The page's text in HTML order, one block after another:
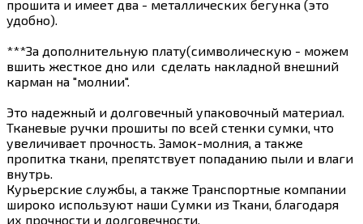
прошита и имеет два - металлических бегунка (это
удобно).
***За дополнительную плату(символическую - можем
вшить жесткое дно или сделать накладной внешний
карман на "молнии".
Это надежный и долговечный упаковочный материал.
Тканевые ручки прошиты по всей стенки сумки, что
увеличивает прочность. Замок-молния, а также
пропитка ткани, препятствует попаданию пыли и влаги
внутрь.
Курьерские службы, а также Транспортные компании
широко используют наши Сумки из Ткани, благодаря
их прочности и долговечности.